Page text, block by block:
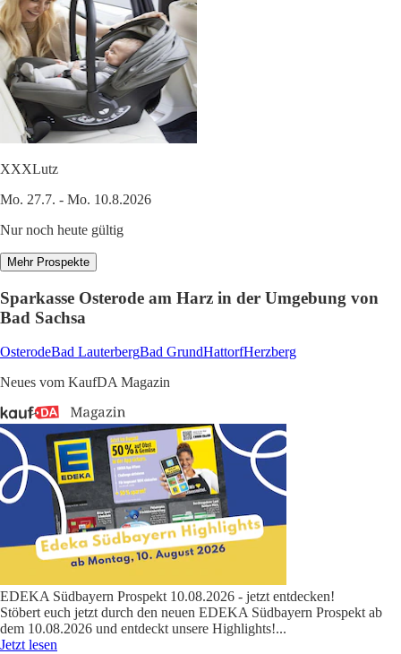
XXXLutz
Mo. 27.7. - Mo. 10.8.2026
Nur noch heute gültig
Mehr Prospekte
Sparkasse Osterode am Harz in der Umgebung von
Bad Sachsa
OsterodeBad LauterbergBad GrundHattorfHerzberg
Neues vom KaufDA Magazin
EDEKA Südbayern Prospekt 10.08.2026 - jetzt entdecken!
Stöbert euch jetzt durch den neuen EDEKA Südbayern Prospekt ab
dem 10.08.2026 und entdeckt unsere Highlights!...
Jetzt lesen